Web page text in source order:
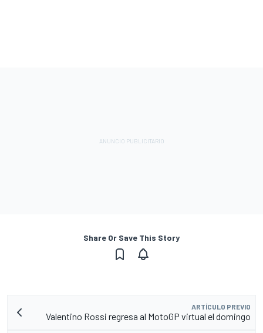
Share Or Save This Story
ARTÍCULO PREVIO
Valentino Rossi regresa al MotoGP virtual el domingo